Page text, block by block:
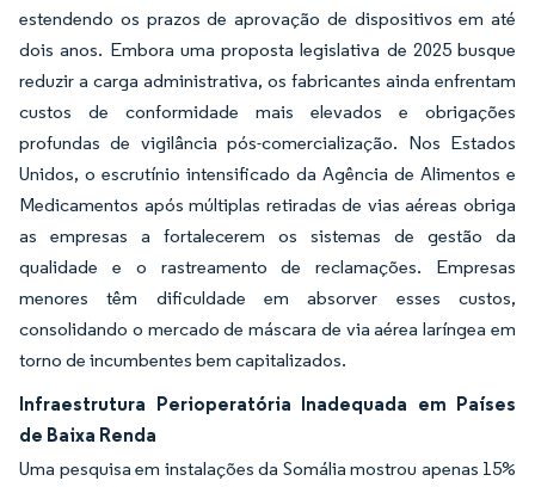
estendendo os prazos de aprovação de dispositivos em até
dois anos. Embora uma proposta legislativa de 2025 busque
reduzir a carga administrativa, os fabricantes ainda enfrentam
custos de conformidade mais elevados e obrigações
profundas de vigilância pós-comercialização. Nos Estados
Unidos, o escrutínio intensificado da Agência de Alimentos e
Medicamentos após múltiplas retiradas de vias aéreas obriga
as empresas a fortalecerem os sistemas de gestão da
qualidade e o rastreamento de reclamações. Empresas
menores têm dificuldade em absorver esses custos,
consolidando o mercado de máscara de via aérea laríngea em
torno de incumbentes bem capitalizados.
Infraestrutura Perioperatória Inadequada em Países
de Baixa Renda
Uma pesquisa em instalações da Somália mostrou apenas 15%